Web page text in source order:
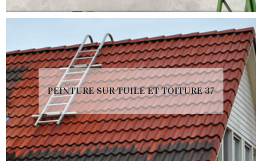
PEINTURE SUR TUILE ET TOITURE 37